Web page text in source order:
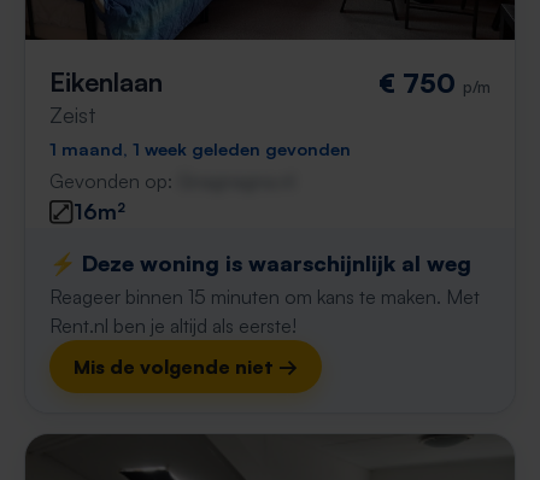
Eikenlaan
Zeist
€ 750 p/m
1 maand, 1 week geleden gevonden
Gevonden op:
16m²
⚡️ Deze woning is waarschijnlijk al weg
Reageer binnen 15 minuten om kans te maken. Met
Rent.nl ben je altijd als eerste!
Mis de volgende niet →